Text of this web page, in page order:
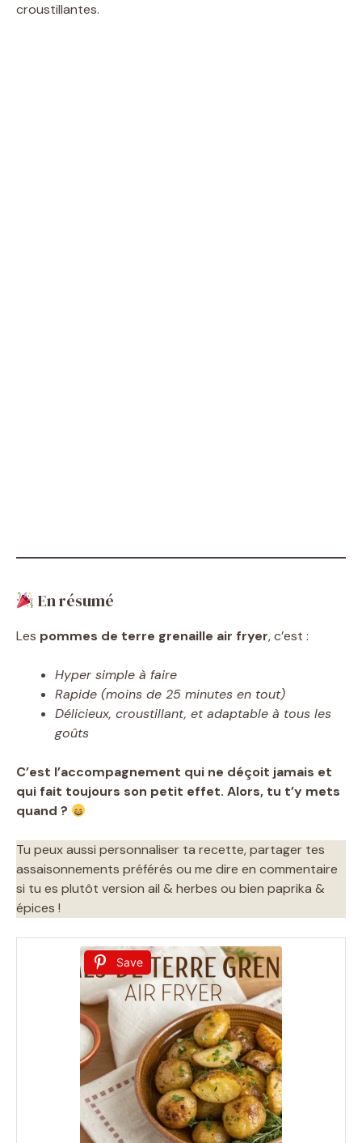
croustillantes.
En résumé
Les pommes de terre grenaille air fryer, c’est :
Hyper simple à faire
Rapide (moins de 25 minutes en tout)
Délicieux, croustillant, et adaptable à tous les
goûts
C’est l’accompagnement qui ne déçoit jamais et
qui fait toujours son petit effet. Alors, tu t’y mets
quand ?
Tu peux aussi personnaliser ta recette, partager tes
assaisonnements préférés ou me dire en commentaire
si tu es plutôt version ail & herbes ou bien paprika &
épices !
Save